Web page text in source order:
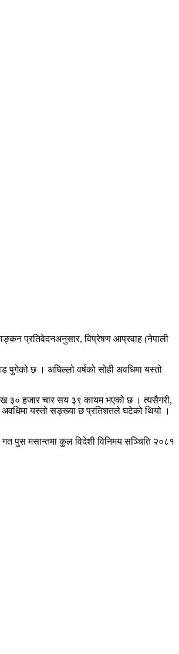
प्रतिवेदनअनुसार, विप्रेषण आप्रवाह (नेपाली
छ । अघिल्लो वर्षको सोही अवधिमा यस्तो
३० हजार चार सय ३९ कायम भएको छ । त्यसैगरी,
अवधिमा यस्तो सङ्ख्या छ प्रतिशतले घटेको थियो ।
पुस मसान्तमा कुल विदेशी विनिमय सञ्चिति २०८१